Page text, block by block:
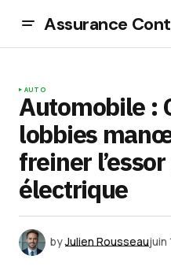
Assurance
AUTO
Automobile :
lobbies
freiner
électrique
byJulien Rousseaujuin